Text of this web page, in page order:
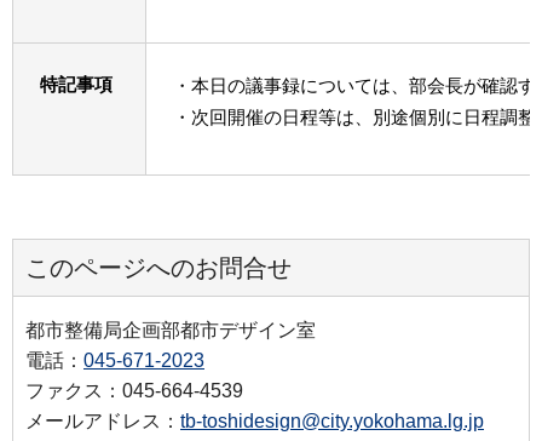
特記事項
・本日の議事録については、部会長が確認す
・次回開催の日程等は、別途個別に日程調整
このページへのお問合せ
都市整備局企画部都市デザイン室
電話： 045-671-2023
ファクス：045-664-4539
メールアドレス： tb-toshidesign@city.yokohama.lg.jp